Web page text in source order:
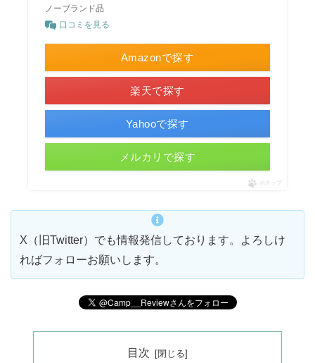
ノーブランド品
口コミを見る
Amazonで探す
楽天で探す
Yahooで探す
メルカリで探す
ポチップ
X（旧Twitter）でも情報発信しております。よろしけ
ればフォローお願いします。
目次